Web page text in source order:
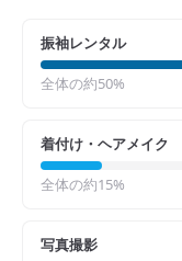
振袖レンタル
全体の約50%
着付け・ヘアメイク
全体の約15%
写真撮影